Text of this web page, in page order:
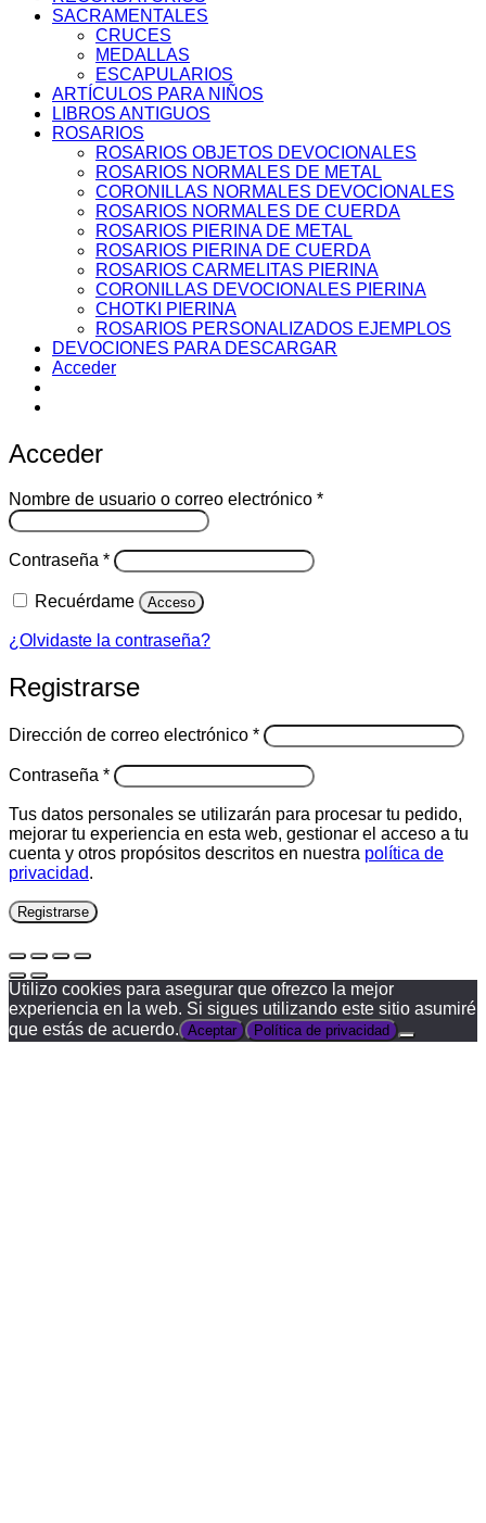
SACRAMENTALES
CRUCES
MEDALLAS
ESCAPULARIOS
ARTÍCULOS PARA NIÑOS
LIBROS ANTIGUOS
ROSARIOS
ROSARIOS OBJETOS DEVOCIONALES
ROSARIOS NORMALES DE METAL
CORONILLAS NORMALES DEVOCIONALES
ROSARIOS NORMALES DE CUERDA
ROSARIOS PIERINA DE METAL
ROSARIOS PIERINA DE CUERDA
ROSARIOS CARMELITAS PIERINA
CORONILLAS DEVOCIONALES PIERINA
CHOTKI PIERINA
ROSARIOS PERSONALIZADOS EJEMPLOS
DEVOCIONES PARA DESCARGAR
Acceder
Acceder
Nombre de usuario o correo electrónico *Obligatorio
Contraseña *Obligatorio
Recuérdame Acceso
¿Olvidaste la contraseña?
Registrarse
Dirección de correo electrónico *Obligatorio
Contraseña *Obligatorio
Tus datos personales se utilizarán para procesar tu pedido,
mejorar tu experiencia en esta web, gestionar el acceso a tu
cuenta y otros propósitos descritos en nuestra política de
privacidad.
Registrarse
Utilizo cookies para asegurar que ofrezco la mejor
experiencia en la web. Si sigues utilizando este sitio asumiré
que estás de acuerdo. Aceptar Política de privacidad